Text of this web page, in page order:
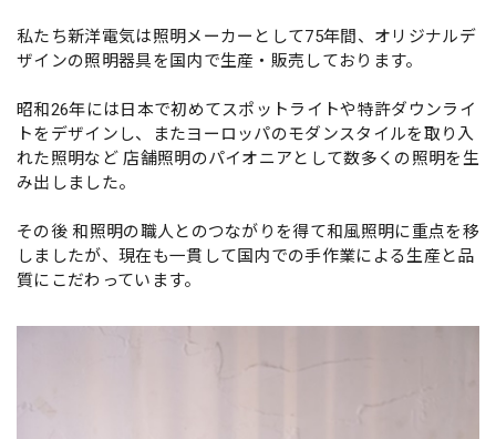
私たち新洋電気は照明メーカーとして75年間、オリジナルデ
ザインの照明器具を国内で生産・販売しております。
昭和26年には日本で初めてスポットライトや特許ダウンライ
トをデザインし、またヨーロッパのモダンスタイルを取り入
れた照明など 店舗照明のパイオニアとして数多くの照明を生
み出しました。
その後 和照明の職人とのつながりを得て和風照明に重点を移
しましたが、現在も一貫して国内での手作業による生産と品
質にこだわっています。